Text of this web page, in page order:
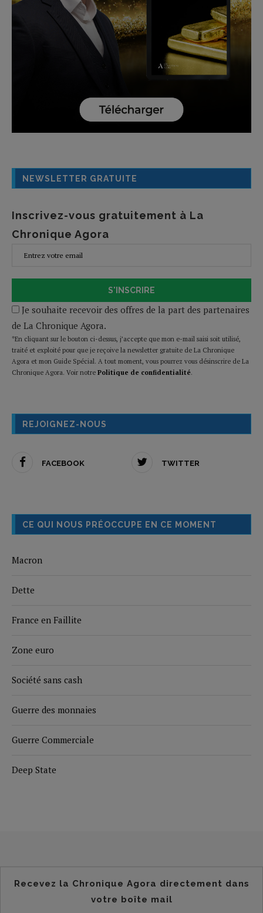
NEWSLETTER GRATUITE
Inscrivez-vous gratuitement à La
Chronique Agora
S'INSCRIRE
Je souhaite recevoir des offres de la part des partenaires
de La Chronique Agora.
*En cliquant sur le bouton ci-dessus, j’accepte que mon e-mail saisi soit utilisé,
traité et exploité pour que je reçoive la newsletter gratuite de La Chronique
Agora et mon Guide Spécial. A tout moment, vous pourrez vous désinscrire de La
Chronique Agora. Voir notre Politique de confidentialité.
REJOIGNEZ-NOUS
FACEBOOK TWITTER
CE QUI NOUS PRÉOCCUPE EN CE MOMENT
Macron
Dette
France en Faillite
Zone euro
Société sans cash
Guerre des monnaies
Guerre Commerciale
Deep State
Recevez la Chronique Agora directement dans
votre boîte mail